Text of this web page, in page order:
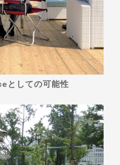
しての可能性